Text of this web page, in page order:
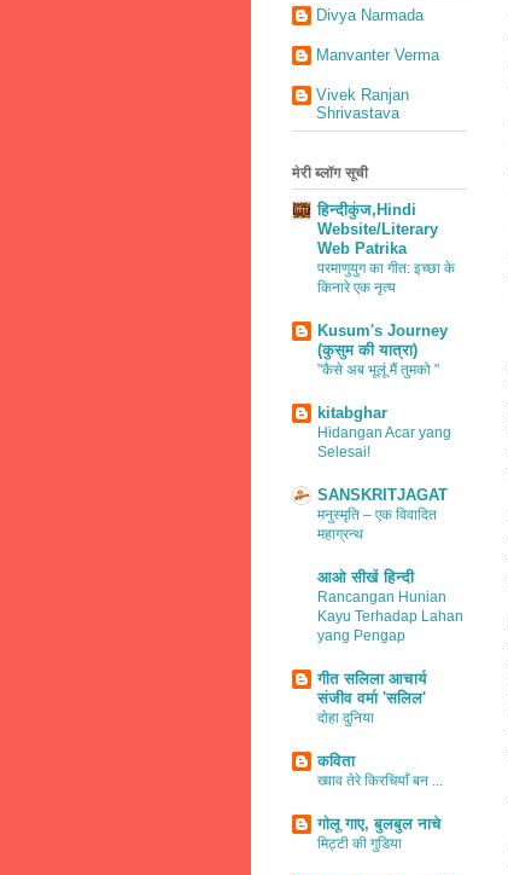
Divya Narmada
Manvanter Verma
Vivek Ranjan
Shrivastava
मेरी ब्लॉग सूची
हिन्दीकुंज,Hindi
Website/Literary
Web Patrika
परमाणुयुग का गीत: इच्छा के
किनारे एक नृत्य
Kusum's Journey
(कुसुम की यात्रा)
"कैसे अब भूलूं मैं तुमको "
kitabghar
Hidangan Acar yang
Selesai!
SANSKRITJAGAT
मनुस्मृति – एक विवादित
महाग्रन्थ
आओ सीखें हिन्दी
Rancangan Hunian
Kayu Terhadap Lahan
yang Pengap
गीत सलिला आचार्य
संजीव वर्मा 'सलिल'
दोहा दुनिया
कविता
ख्वाव तेरे किरचियाँ बन ...
गोलू गाए, बुलबुल नाचे
मिट्टी की गुडिया